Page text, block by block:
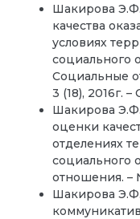
Шакирова
качества
условиях
социального
Социальные
3 (18), 2016г. –
Шакирова
оценки
отделениях
социального
отношения. –
Шакирова